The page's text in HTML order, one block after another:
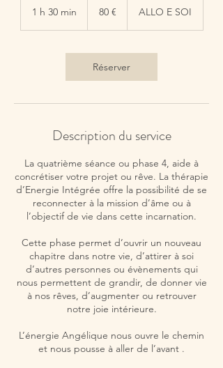
1 h 30 min
m
n
80 € ALLO E SOI
Réserver
Description du service
La quatrième séance ou phase 4, aide à
concrétiser votre projet ou rêve. La thérapie
d’Energie Intégrée offre la possibilité de se
reconnecter à la mission d’âme ou à
l’objectif de vie dans cette incarnation.
Cette phase permet d’ouvrir un nouveau
chapitre dans notre vie, d’attirer à soi
d’autres personnes ou évènements qui
nous permettent de grandir, de donner vie
à nos rêves, d’augmenter ou retrouver
notre joie intérieure.
L’énergie Angélique nous ouvre le chemin
et nous pousse à aller de l’avant .